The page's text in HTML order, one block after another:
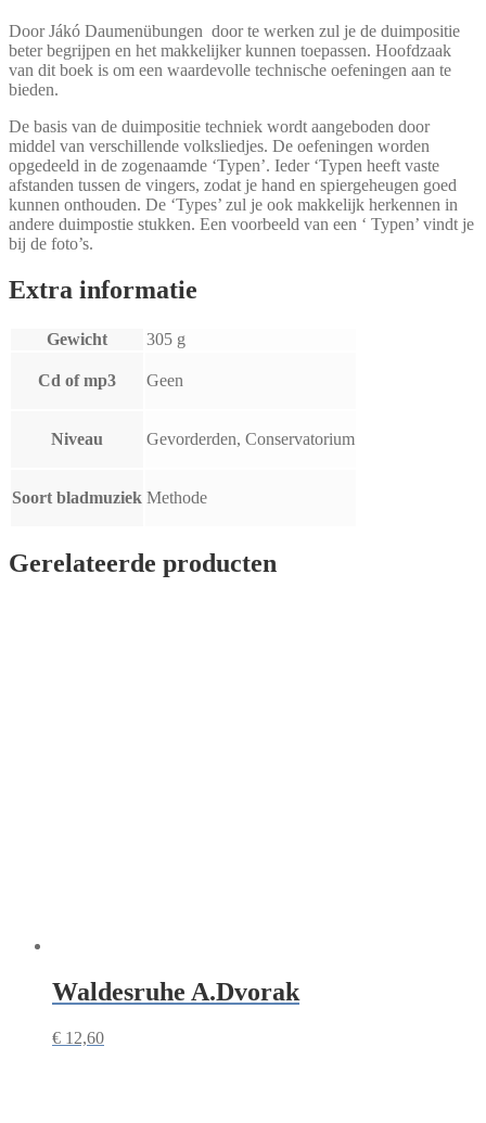
Door Jákó Daumenübungen door te werken zul je de duimpositie
beter begrijpen en het makkelijker kunnen toepassen. Hoofdzaak
van dit boek is om een waardevolle technische oefeningen aan te
bieden.
De basis van de duimpositie techniek wordt aangeboden door
middel van verschillende volksliedjes. De oefeningen worden
opgedeeld in de zogenaamde ‘Typen’. Ieder ‘Typen heeft vaste
afstanden tussen de vingers, zodat je hand en spiergeheugen goed
kunnen onthouden. De ‘Types’ zul je ook makkelijk herkennen in
andere duimpostie stukken. Een voorbeeld van een ‘ Typen’ vindt je
bij de foto’s.
Extra informatie
Gewicht 305 g
Cd of mp3 Geen
Niveau Gevorderden, Conservatorium
Soort bladmuziek Methode
Gerelateerde producten
Waldesruhe A.Dvorak
€ 12,60